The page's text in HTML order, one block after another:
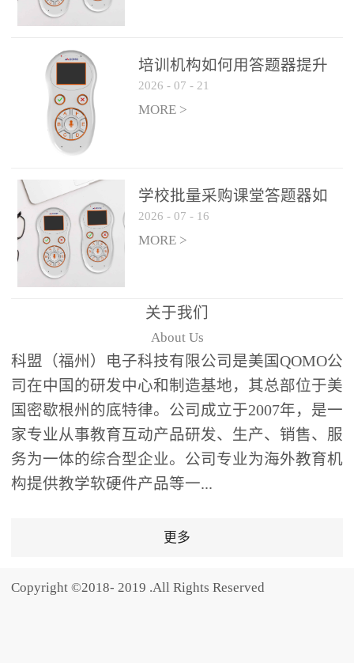
免打断课堂连贯性。无论
点讲解互动，还是课后即
时反馈，QVote 都能灵活
适配不同教学环节需求，
让教师专注于教学内容本
身，而非技术操作。多元
热情QVote 提供了丰富的
互动功能矩阵，满足不同
学科、不同教学目标的互
动需求：即时答题：支持
单选题、多选题、判断题
等基础题型，学生通过答
题器快速响应，系统实时
统计答题数据并生成可视
化图表，让教师瞬间掌握
学生知识掌握情况。主观
反馈：包含简答题、观点
阐述等开放式互动，鼓励
学生自由表达思考过程，
培养批判性思维与表达能
功能增加课堂趣味性，同
培训机构如何用答题器提升
学生专注度
2026 - 07 - 21
MORE >
学校批量采购课堂答题器如
何选厂家
2026 - 07 - 16
MORE >
关于我们
About Us
科盟（福州）电子科技有限公司是美国QOMO公
司在中国的研发中心和制造基地，其总部位于美
国密歇根州的底特律。公司成立于2007年，是一
家专业从事教育互动产品研发、生产、销售、服
务为一体的综合型企业。公司专业为海外教育机
构提供教学软硬件产品等一...
更多
Copyright ©2018- 2019 .All Rights Reserved